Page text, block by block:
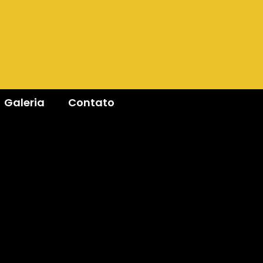
Galeria Contato